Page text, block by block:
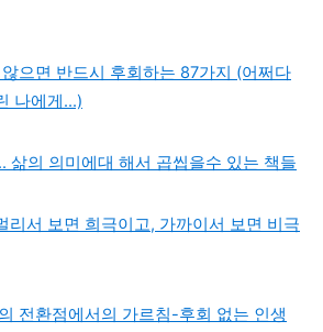
으면 반드시 후회하는 87가지 (어쩌다
나에게...)
삶의 의미에대 해서 곱씹을수 있는 책들
리서 보면 희극이고, 가까이서 보면 비극
전환점에서의 가르침-후회 없는 인생